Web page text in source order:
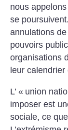
nous
se
annulations
pouvoirs
organisations
leur
L’ « union
imposer est
sociale, ce